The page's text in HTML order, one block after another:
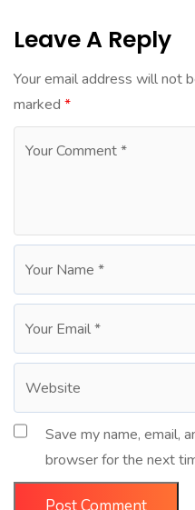
Leave A Reply
Your email address will not
marked *
Save my name, email,
browser for the next